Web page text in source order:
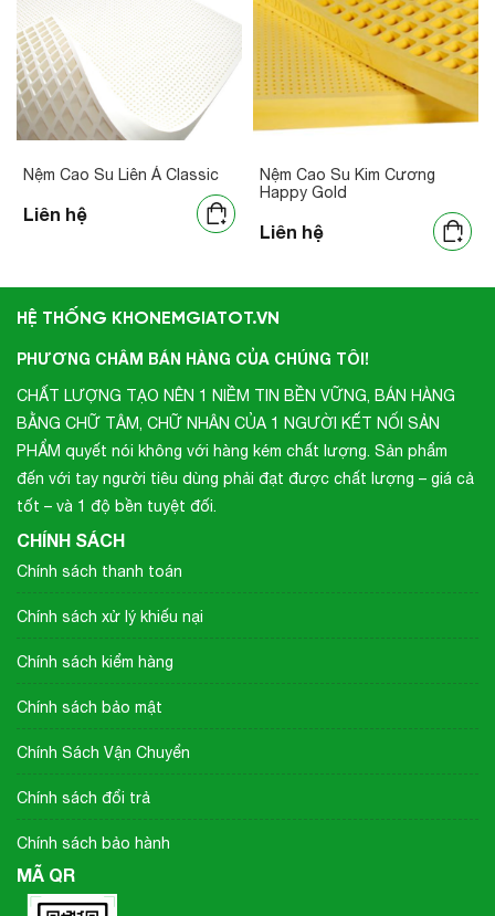
Nệm Cao Su Liên Á Classic
Liên hệ
Nệm Cao Su Kim Cương
Happy Gold
Liên hệ
HỆ THỐNG KHONEMGIATOT.VN
PHƯƠNG CHÂM BÁN HÀNG CỦA CHÚNG TÔI!
CHẤT LƯỢNG TẠO NÊN 1 NIỀM TIN BỀN VỮNG, BÁN HÀNG
BẰNG CHỮ TÂM, CHỮ NHÂN CỦA 1 NGƯỜI KẾT NỐI SẢN
PHẨM quyết nói không với hàng kém chất lượng. Sản phẩm
đến với tay người tiêu dùng phải đạt được chất lượng – giá cả
tốt – và 1 độ bền tuyệt đối.
CHÍNH SÁCH
Chính sách thanh toán
Chính sách xử lý khiếu nại
Chính sách kiểm hàng
Chính sách bảo mật
Chính Sách Vận Chuyển
Chính sách đổi trả
Chính sách bảo hành
MÃ QR